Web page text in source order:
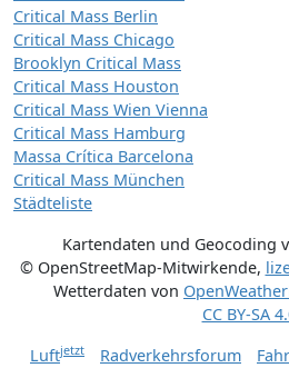
Critical Mass Berlin
Critical Mass Chicago
Brooklyn Critical Mass
Critical Mass Houston
Critical Mass Wien Vienna
Critical Mass Hamburg
Massa Crítica Barcelona
Critical Mass München
Städteliste
Kartendaten und Geocoding
© OpenStreetMap-Mitwirkende,
Wetterdaten von
CC BY-SA
Luftjetzt Radverkehrsforum